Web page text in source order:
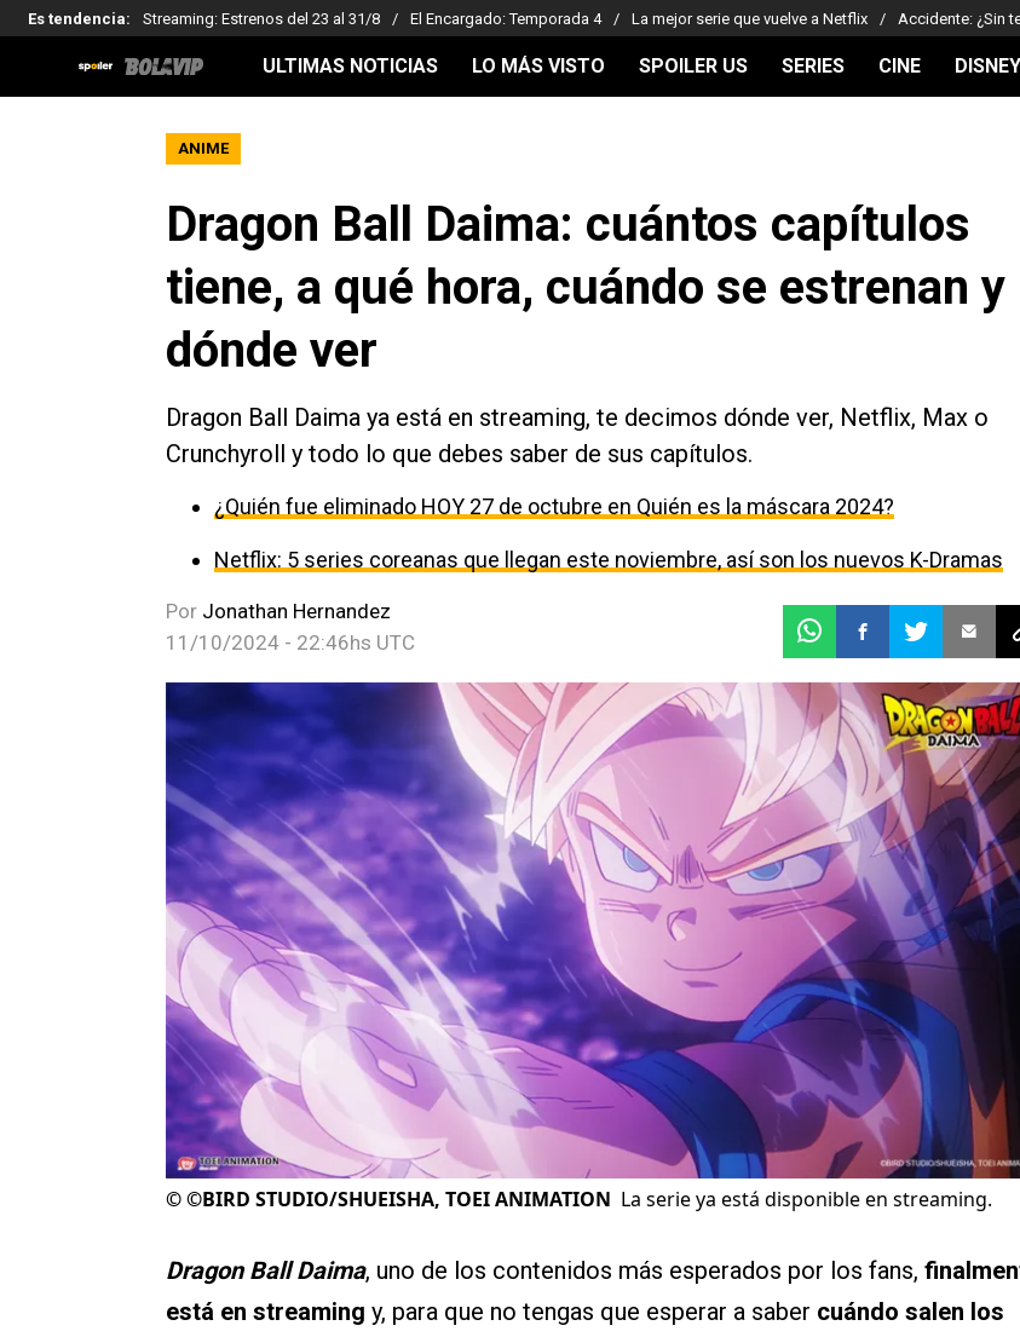
Es tendencia: Streaming: Estrenos del 23 al 31/8 El Encargado: Temporada 4 La mejor serie que vuelve a Netflix Accidente: ¿Sin
ULTIMAS NOTICIAS LO MÁS VISTO SPOILER US SERIES CINE
ANIME
Dragon Ball Daima: cuántos capítulos
tiene, a qué hora, cuándo se estrenan y
dónde ver
Dragon Ball Daima ya está en streaming, te decimos dónde ver, Netflix, Max o
Crunchyroll y todo lo que debes saber de sus capítulos.
¿Quién fue eliminado HOY 27 de octubre en Quién es la máscara 2024?
Netflix: 5 series coreanas que llegan este noviembre, así son los nuevos K-Dramas
Por Jonathan Hernandez
11/10/2024 - 22:46hs UTC
©©BIRD STUDIO/SHUEISHA, TOEI ANIMATION La serie ya está disponible en streaming.
Dragon Ball Daima, uno de los contenidos más esperados por los fans,
está en streaming y, para que no tengas que esperar a saber cuándo salen los